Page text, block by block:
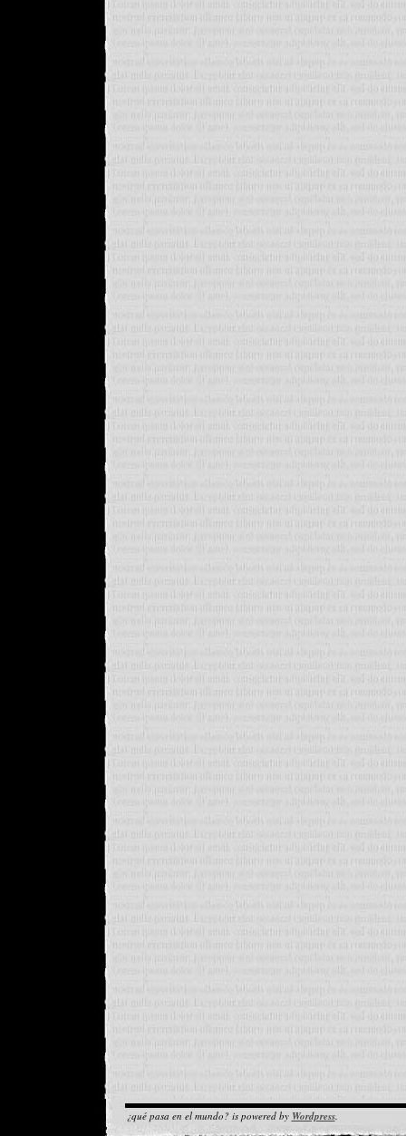
¿qué pasa en el mundo? is powered by Wordpress.